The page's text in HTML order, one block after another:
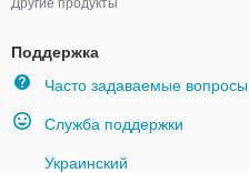
Другие продукты
Поддержка
Часто задаваемые вопросы
Служба поддержки
Украинский